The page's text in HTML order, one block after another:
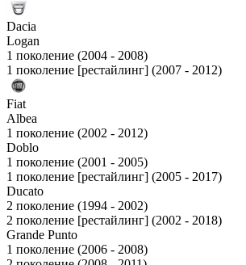
Dacia
Logan
1 поколение (2004 - 2008)
1 поколение [рестайлинг] (2007 - 2012)
Fiat
Albea
1 поколение (2002 - 2012)
Doblo
1 поколение (2001 - 2005)
1 поколение [рестайлинг] (2005 - 2017)
Ducato
2 поколение (1994 - 2002)
2 поколение [рестайлинг] (2002 - 2018)
Grande Punto
1 поколение (2006 - 2008)